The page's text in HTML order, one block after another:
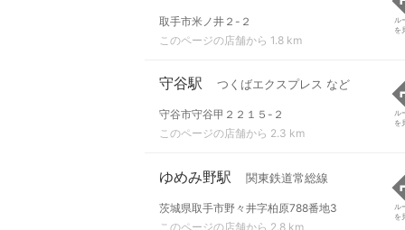
取手市米ノ井２-２
このページの店舗から 1.8 km
ル
を
守谷駅 つくばエクスプレス など
守谷市守谷甲２２１５-２
このページの店舗から 2.3 km
ル
を
ゆめみ野駅 関東鉄道常総線
茨城県取手市野々井字柏原788番地3
このページの店舗から 2.8 km
ル
を